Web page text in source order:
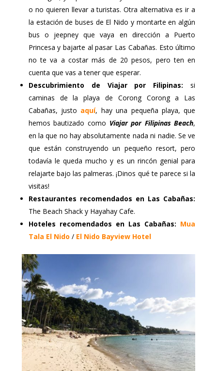
o no quieren llevar a turistas. Otra alternativa es ir a
la estación de buses de El Nido y montarte en algún
bus o jeepney que vaya en dirección a Puerto
Princesa y bajarte al pasar Las Cabañas. Esto último
no te va a costar más de 20 pesos, pero ten en
cuenta que vas a tener que esperar.
Descubrimiento de Viajar por Filipinas: si
caminas de la playa de Corong Corong a Las
Cabañas, justo aquí, hay una pequeña playa, que
hemos bautizado como Viajar por Filipinas Beach,
en la que no hay absolutamente nada ni nadie. Se ve
que están construyendo un pequeño resort, pero
todavía le queda mucho y es un rincón genial para
relajarte bajo las palmeras. ¡Dinos qué te parece si la
visitas!
Restaurantes recomendados en Las Cabañas:
The Beach Shack y Hayahay Cafe.
Hoteles recomendados en Las Cabañas: Mua
Tala El Nido / El Nido Bayview Hotel